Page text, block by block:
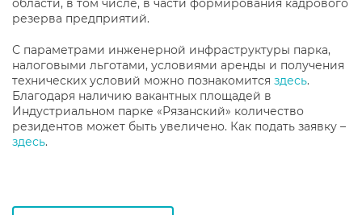
области, в том числе, в части формирования кадрового
резерва предприятий.
С параметрами инженерной инфраструктуры парка,
налоговыми льготами, условиями аренды и получения
технических условий можно познакомится здесь.
Благодаря наличию вакантных площадей в
Индустриальном парке «Рязанский» количество
резидентов может быть увеличено. Как подать заявку –
здесь.